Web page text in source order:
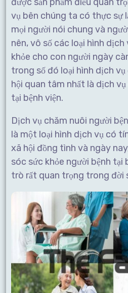
vụ bên chúng ta có thực sự
mọi người nói chung và
nên, vô số các loại hình
khỏe cho con người ngày
trong số đó loại hình dịch
hội quan tâm nhất là dịch
tại bệnh viện.
Dịch vụ chăm nuôi người
là một loại hình dịch vụ có
xã hội đồng tình và ngày
sóc sức khỏe người bệnh tại
trò rất quan trọng trong đời